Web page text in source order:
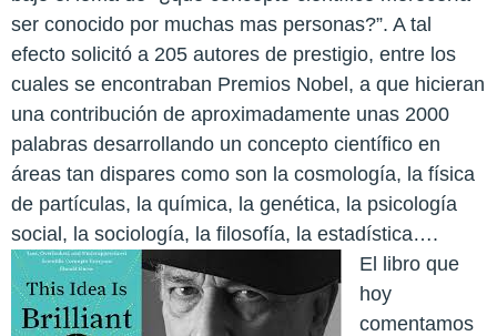
ser conocido por muchas mas personas?”. A tal
efecto solicitó a 205 autores de prestigio, entre los
cuales se encontraban Premios Nobel, a que hicieran
una contribución de aproximadamente unas 2000
palabras desarrollando un concepto científico en
áreas tan dispares como son la cosmología, la física
de partículas, la química, la genética, la psicología
social, la sociología, la filosofía, la estadística….
El libro que
hoy
comentamos